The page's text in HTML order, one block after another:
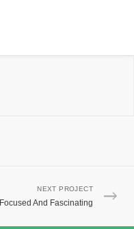
NEXT PROJECT
Focused And Fascinating